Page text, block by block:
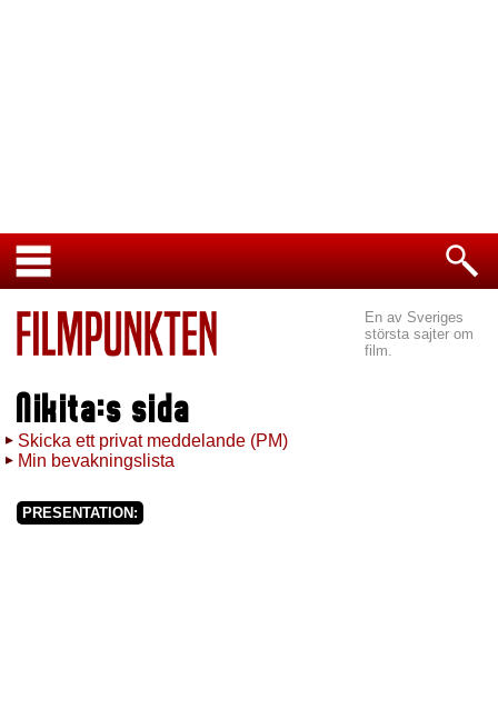
En av Sveriges
största sajter om
film.
Nikita:s sida
Skicka ett privat meddelande (PM)
Min bevakningslista
PRESENTATION: